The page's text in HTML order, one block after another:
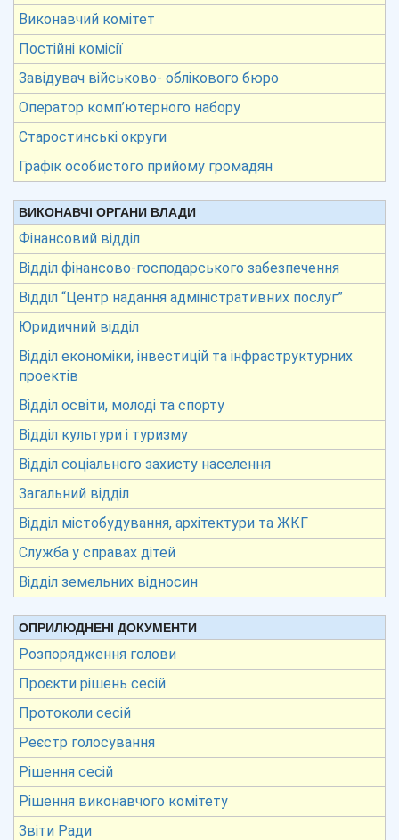
Виконавчий комітет
Постійні комісії
Завідувач військово- облікового бюро
Оператор комп’ютерного набору
Старостинські округи
Графік особистого прийому громадян
ВИКОНАВЧІ ОРГАНИ ВЛАДИ
Фінансовий відділ
Відділ фінансово-господарського забезпечення
Відділ “Центр надання адміністративних послуг”
Юридичний відділ
Відділ економіки, інвестицій та інфраструктурних
проектів
Відділ освіти, молоді та спорту
Відділ культури і туризму
Відділ соціального захисту населення
Загальний відділ
Відділ містобудування, архітектури та ЖКГ
Служба у справах дітей
Відділ земельних відносин
ОПРИЛЮДНЕНІ ДОКУМЕНТИ
Розпорядження голови
Проєкти рішень сесій
Протоколи сесій
Реєстр голосування
Рішення сесій
Рішення виконавчого комітету
Звіти Ради